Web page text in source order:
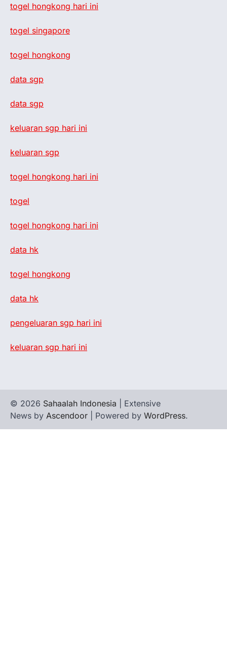
togel hongkong hari ini
togel singapore
togel hongkong
data sgp
data sgp
keluaran sgp hari ini
keluaran sgp
togel hongkong hari ini
togel
togel hongkong hari ini
data hk
togel hongkong
data hk
pengeluaran sgp hari ini
keluaran sgp hari ini
© 2026 Sahaalah Indonesia | Extensive
News by Ascendoor | Powered by WordPress.